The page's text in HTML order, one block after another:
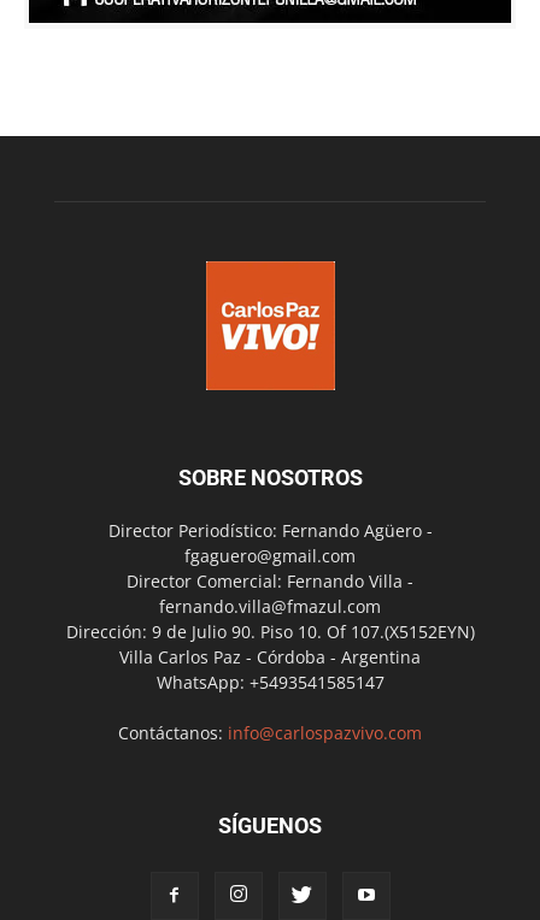
SOBRE NOSOTROS
Director Periodístico: Fernando Agüero -
fgaguero@gmail.com
Director Comercial: Fernando Villa -
fernando.villa@fmazul.com
Dirección: 9 de Julio 90. Piso 10. Of 107.(X5152EYN)
Villa Carlos Paz - Córdoba - Argentina
WhatsApp: +5493541585147
Contáctanos: info@carlospazvivo.com
SÍGUENOS